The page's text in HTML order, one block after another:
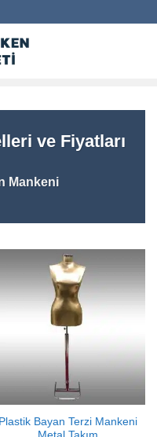
ve Fiyatları
Mankeni
Plastik Bayan Terzi Mankeni